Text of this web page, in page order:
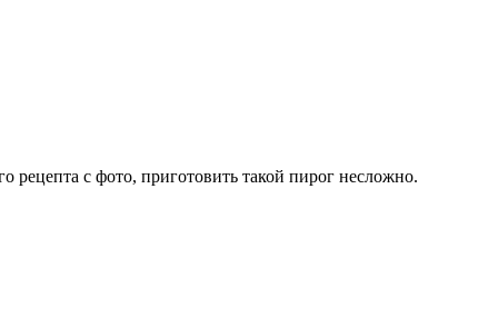
с фото, приготовить такой пирог несложно.